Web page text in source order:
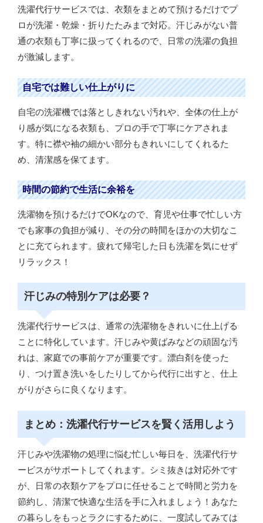
洗濯代行サービスでは、衣類をまとめて預けるだけでプ
ロが洗濯・乾燥・折りたたみまで対応。汗じみがない普
通の衣類も丁寧に扱ってくれるので、日常の洗濯の負担
が激減します。
自宅では難しい仕上がりに
自宅の洗濯機では落としきれない汚れや、全体の仕上が
り感が気になる衣類も、プロの手で丁寧にケアされま
す。特に襟や袖の細かい部分もきれいにしてくれるた
め、清潔感を保てます。
時間の節約で生活に余裕を
洗濯物を預けるだけでOKなので、育児や仕事で忙しい方
でも家事の負担が減り、その分の時間をほかの大切なこ
とに充てられます。疲れて帰宅した日も洗濯を気にせず
リラックス！
汗じみの特別ケアは必要？
洗濯代行サービスは、通常の洗濯物をきれいに仕上げる
ことに特化しています。汗じみや黄ばみなどの頑固な汚
れは、家庭での事前ケアが重要です。漂白剤を使った
り、つけ置き洗いをしたりしてから代行に出すと、仕上
がりがさらに良くなります。
まとめ：洗濯代行サービスを賢く活用しよう
汗じみや洗濯物の処理に悩む忙しい毎日を、洗濯代行サ
ービスがサポートしてくれます。シミ抜きは対応外です
が、日常の衣類ケアをプロに任せることで時間と労力を
節約し、清潔で快適な生活を手に入れましょう！あなた
の暮らしをもっとラクにするために、一度試してみては